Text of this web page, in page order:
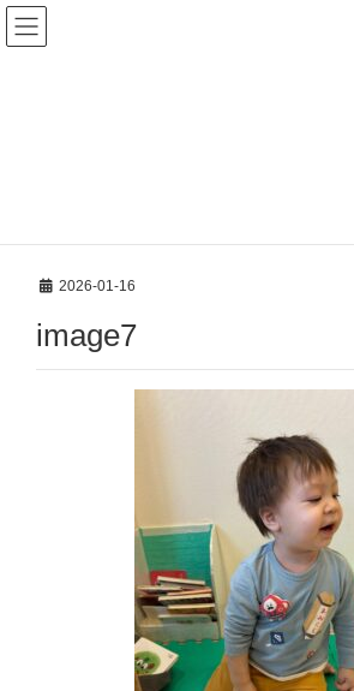
2026-01-16
image7